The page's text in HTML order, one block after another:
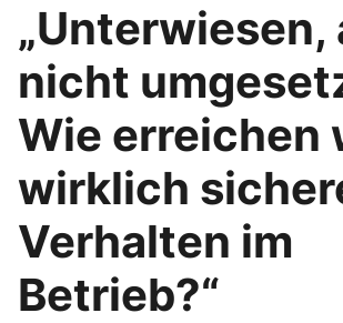
„Unterwiesen,
nicht
Wie erreichen
wirklich
Verhalten im
Betrieb?“